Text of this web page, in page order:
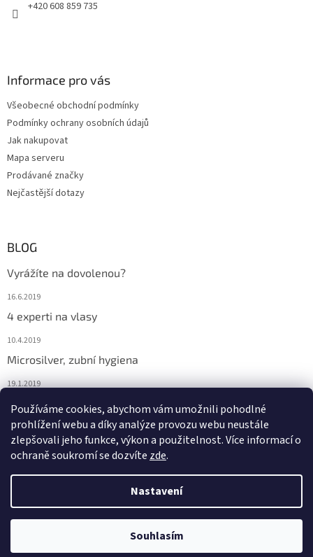
Používáme cookies, abychom vám umožnili pohodlné
prohlížení webu a díky analýze provozu webu neustále
zlepšovali jeho funkce, výkon a použitelnost. Více informací o
ochraně soukromí se dozvíte zde.
Nastavení
Souhlasím
+420 608 859 735
Informace pro vás
Všeobecné obchodní podmínky
Podmínky ochrany osobních údajů
Jak nakupovat
Mapa serveru
Prodávané značky
Nejčastější dotazy
BLOG
Vyrážíte na dovolenou?
16.6.2019
4 experti na vlasy
10.4.2019
Microsilver, zubní hygiena
19.1.2019
Nemáte překyselený organismus?
12.1.2019
Copyright 2026Investice do zdraví - se určitě vyplatí!. Všechna
práva vyhrazena.